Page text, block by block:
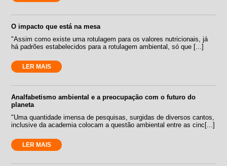
O impacto que está na mesa
"Assim como existe uma rotulagem para os valores nutricionais, já
há padrões estabelecidos para a rotulagem ambiental, só que [...]
LER MAIS
Analfabetismo ambiental e a preocupação com o futuro do
planeta
"Uma quantidade imensa de pesquisas, surgidas de diversos cantos,
inclusive da academia colocam a questão ambiental entre as cinc[...]
LER MAIS